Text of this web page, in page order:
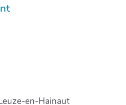
en-Hainaut